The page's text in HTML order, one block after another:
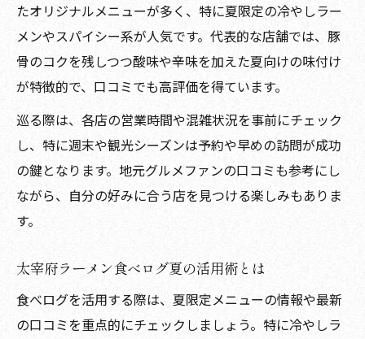
たオリジナルメニューが多く、特に夏限定の冷やしラー
メンやスパイシー系が人気です。代表的な店舗では、豚
骨のコクを残しつつ酸味や辛味を加えた夏向けの味付け
が特徴的で、口コミでも高評価を得ています。
巡る際は、各店の営業時間や混雑状況を事前にチェック
し、特に週末や観光シーズンは予約や早めの訪問が成功
の鍵となります。地元グルメファンの口コミも参考にし
ながら、自分の好みに合う店を見つける楽しみもありま
す。
太宰府ラーメン食べログ夏の活用術とは
食べログを活用する際は、夏限定メニューの情報や最新
の口コミを重点的にチェックしましょう。特に冷やしラ